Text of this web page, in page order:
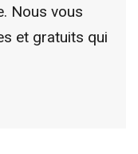
Nous vous
et gratuits qui